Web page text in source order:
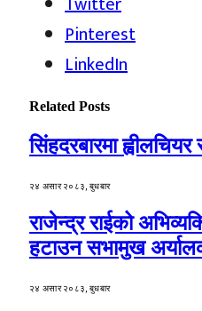
Pinterest
LinkedIn
Related Posts
सिंहदरबारमा
२४ असार २०८३, बुधबार
राजेन्द्र राईको
हटाउन सभामुख
२४ असार २०८३, बुधबार